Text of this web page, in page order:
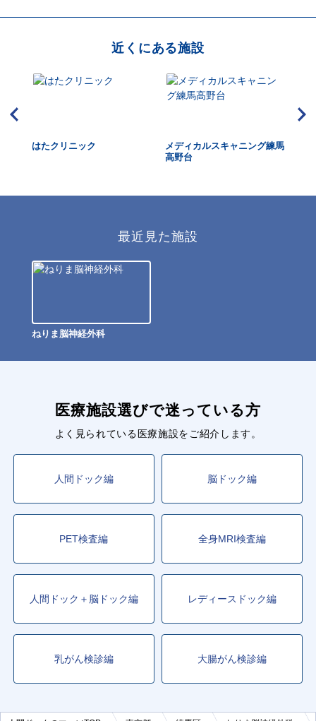
近くにある施設
はたクリニック
メディカルスキャニング練馬
高野台
最近見た施設
ねりま脳神経外科
医療施設選びで迷っている方
よく見られている医療施設をご紹介します。
人間ドック編 脳ドック編
PET検査編 全身MRI検査編
人間ドック＋脳ドック編 レディースドック編
乳がん検診編 大腸がん検診編